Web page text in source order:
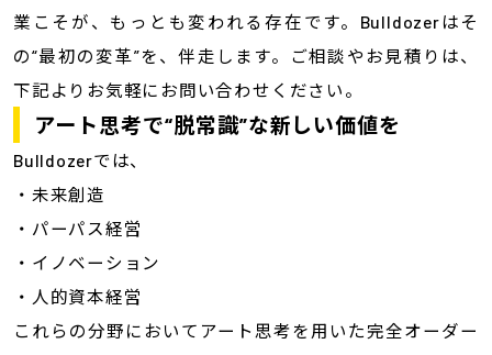
業こそが、もっとも変われる存在です。Bulldozerはそ
の“最初の変革”を、伴走します。ご相談やお見積りは、
下記よりお気軽にお問い合わせください。
アート思考で“脱常識”な新しい価値を
Bulldozerでは、
・未来創造
・パーパス経営
・イノベーション
・人的資本経営
これらの分野においてアート思考を用いた完全オーダー